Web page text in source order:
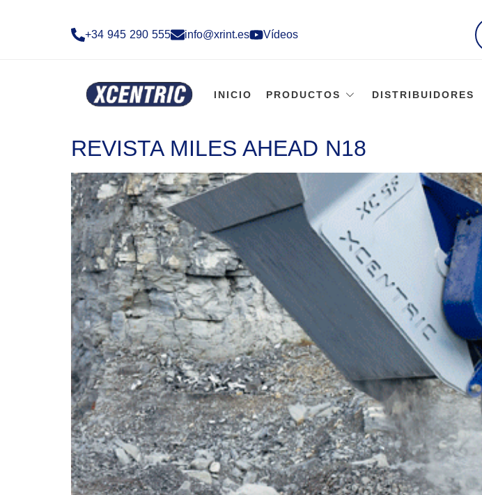
+34 945 290 555​ info@xrint.es Vídeos
INICIO PRODUCTOS DISTRIBUIDORES
REVISTA MILES AHEAD N18